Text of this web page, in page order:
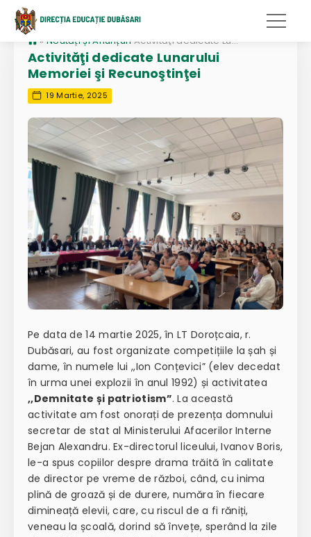
» Noutăți și Anunțuri Activităţi dedicate Lunarului Memoriei şi Recunoştinţei
Activităţi dedicate Lunarului
Memoriei şi Recunoştinţei
19 Martie, 2025
Pe data de 14 martie 2025, în LT Doroțcaia, r.
Dubăsari, au fost organizate competițiile la șah și
dame, în numele lui ,,Ion Conțevici” (elev decedat
în urma unei explozii în anul 1992) și activitatea
,,Demnitate și patriotism”. La această
activitate am fost onorați de prezența domnului
secretar de stat al Ministerului Afacerilor Interne
Bejan Alexandru. Ex-directorul liceului, Ivanov Boris,
le-a spus copiilor despre drama trăită în calitate
de director pe vreme de război, când, cu inima
plină de groază și de durere, număra în fiecare
dimineață elevii, care, cu riscul de a fi răniți,
veneau la școală, dorind să învețe, sperând la zile